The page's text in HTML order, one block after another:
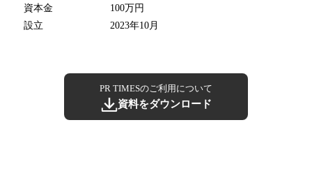
資本金
100万円
設立
2023年10月
PR TIMESのご利用について
資料をダウンロード